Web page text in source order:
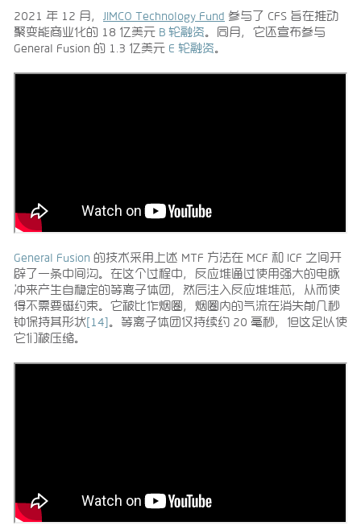
2021 年 12 月， JIMCO Technology Fund 参与了 CFS 旨在推动
聚变能商业化的 18 亿美元 B 轮融资。同月，它还宣布参与
General Fusion 的 1.3 亿美元 E 轮融资。
General Fusion 的技术采用上述 MTF 方法在 MCF 和 ICF 之间开
辟了一条中间沟。在这个过程中，反应堆通过使用强大的电脉
冲来产生自稳定的等离子体团，然后注入反应堆堆芯，从而使
得不需要磁约束。它被比作烟圈，烟圈内的气流在消失前几秒
钟保持其形状[14] 。等离子体团仅持续约 20 毫秒，但这足以使
它们被压缩。